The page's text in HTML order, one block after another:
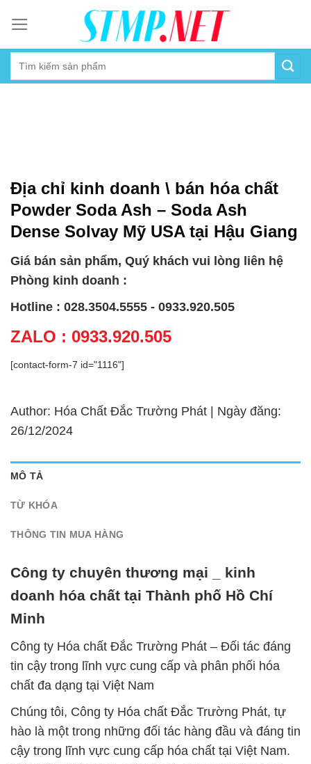
content
Địa chỉ kinh doanh \ bán hóa chất
Powder Soda Ash – Soda Ash
Dense Solvay Mỹ USA tại Hậu Giang
Giá bán sản phẩm, Quý khách vui lòng liên hệ
Phòng kinh doanh :
Hotline : 028.3504.5555 - 0933.920.505
ZALO : 0933.920.505
[contact-form-7 id="1116"]
Author: Hóa Chất Đắc Trường Phát | Ngày đăng:
26/12/2024
MÔ TẢ
TỪ KHÓA
THÔNG TIN MUA HÀNG
Công ty chuyên thương mại _ kinh
doanh hóa chất tại Thành phố Hồ Chí
Minh
Công ty Hóa chất Đắc Trường Phát – Đối tác đáng
tin cậy trong lĩnh vực cung cấp và phân phối hóa
chất đa dạng tại Việt Nam
Chúng tôi, Công ty Hóa chất Đắc Trường Phát, tự
hào là một trong những đối tác hàng đầu và đáng tin
cậy trong lĩnh vực cung cấp hóa chất tại Việt Nam.